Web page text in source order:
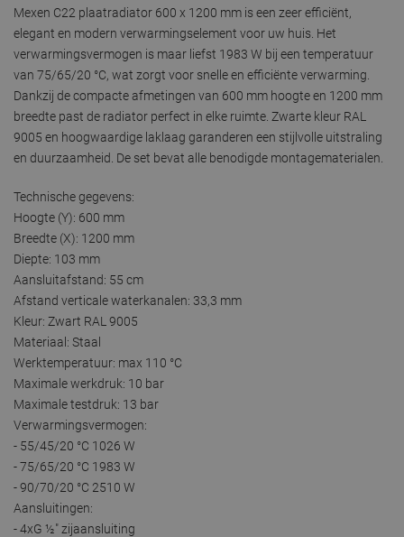
Mexen C22 plaatradiator 600 x 1200 mm is een zeer efficiënt,
elegant en modern verwarmingselement voor uw huis. Het
verwarmingsvermogen is maar liefst 1983 W bij een temperatuur
van 75/65/20 °C, wat zorgt voor snelle en efficiënte verwarming.
Dankzij de compacte afmetingen van 600 mm hoogte en 1200 mm
breedte past de radiator perfect in elke ruimte. Zwarte kleur RAL
9005 en hoogwaardige laklaag garanderen een stijlvolle uitstraling
en duurzaamheid. De set bevat alle benodigde montagematerialen.
Technische gegevens:
Hoogte (Y): 600 mm
Breedte (X): 1200 mm
Diepte: 103 mm
Aansluitafstand: 55 cm
Afstand verticale waterkanalen: 33,3 mm
Kleur: Zwart RAL 9005
Materiaal: Staal
Werktemperatuur: max 110 °C
Maximale werkdruk: 10 bar
Maximale testdruk: 13 bar
Verwarmingsvermogen:
- 55/45/20 °C 1026 W
- 75/65/20 °C 1983 W
- 90/70/20 °C 2510 W
Aansluitingen:
- 4xG ½″ zijaansluiting